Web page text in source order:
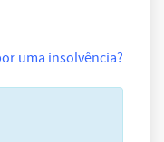
uma insolvência?